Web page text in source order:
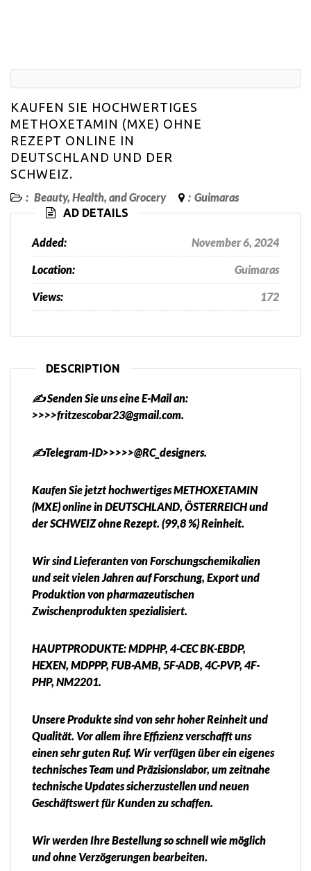
KAUFEN SIE HOCHWERTIGES
METHOXETAMIN (MXE) OHNE
REZEPT ONLINE IN
DEUTSCHLAND UND DER
SCHWEIZ.
: Beauty, Health, and Grocery : Guimaras
AD DETAILS
Added: November 6, 2024
Location: Guimaras
Views: 172
DESCRIPTION
✍️ Senden Sie uns eine E-Mail an:
>>>>fritzescobar23@gmail.com.
✍️Telegram-ID>>>>>@RC_designers.
Kaufen Sie jetzt hochwertiges METHOXETAMIN
(MXE) online in DEUTSCHLAND, ÖSTERREICH und
der SCHWEIZ ohne Rezept. (99,8 %) Reinheit.
Wir sind Lieferanten von Forschungschemikalien
und seit vielen Jahren auf Forschung, Export und
Produktion von pharmazeutischen
Zwischenprodukten spezialisiert.
HAUPTPRODUKTE: MDPHP, 4-CEC BK-EBDP,
HEXEN, MDPPP, FUB-AMB, 5F-ADB, 4C-PVP, 4F-
PHP, NM2201.
Unsere Produkte sind von sehr hoher Reinheit und
Qualität. Vor allem ihre Effizienz verschafft uns
einen sehr guten Ruf. Wir verfügen über ein eigenes
technisches Team und Präzisionslabor, um zeitnahe
technische Updates sicherzustellen und neuen
Geschäftswert für Kunden zu schaffen.
Wir werden Ihre Bestellung so schnell wie möglich
und ohne Verzögerungen bearbeiten.